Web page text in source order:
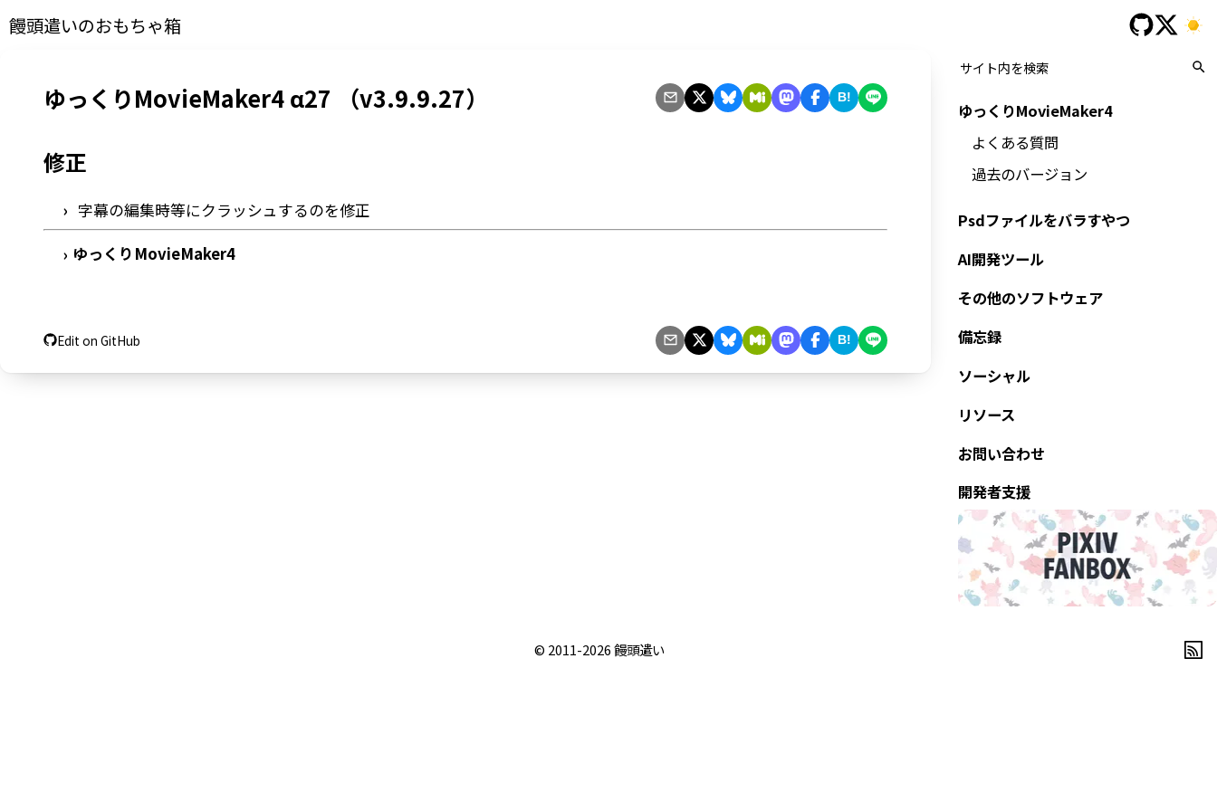
饅頭遣いのおもちゃ箱
ゆっくりMovieMaker4 α27 （v3.9.9.27） B!
修正
字幕の編集時等にクラッシュするのを修正
› ゆっくりMovieMaker4
Edit on GitHub B!
ゆっくりMovieMaker4
よくある質問
過去のバージョン
Psdファイルをバラすやつ
AI開発ツール
その他のソフトウェア
備忘録
ソーシャル
リソース
お問い合わせ
開発者支援
© 2011-2026饅頭遣い